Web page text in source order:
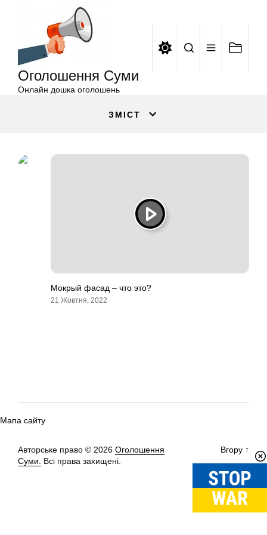
Оголошення Суми
Онлайн дошка оголошень
ЗМІСТ
Мокрый фасад – что это?
21 Жовтня, 2022
Мапа сайту
Авторське право © 2026 Оголошення
Суми.
Всі права захищені.
Вгору ↑